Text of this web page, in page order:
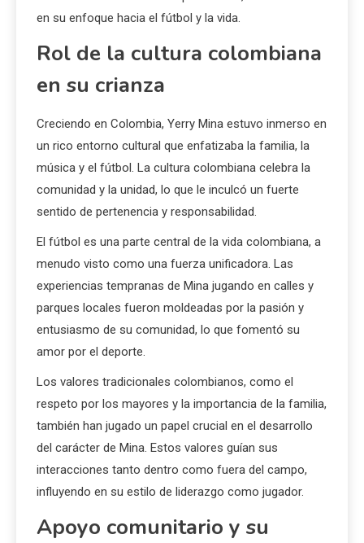
en su enfoque hacia el fútbol y la vida.
Rol de la cultura colombiana
en su crianza
Creciendo en Colombia, Yerry Mina estuvo inmerso en
un rico entorno cultural que enfatizaba la familia, la
música y el fútbol. La cultura colombiana celebra la
comunidad y la unidad, lo que le inculcó un fuerte
sentido de pertenencia y responsabilidad.
El fútbol es una parte central de la vida colombiana, a
menudo visto como una fuerza unificadora. Las
experiencias tempranas de Mina jugando en calles y
parques locales fueron moldeadas por la pasión y
entusiasmo de su comunidad, lo que fomentó su
amor por el deporte.
Los valores tradicionales colombianos, como el
respeto por los mayores y la importancia de la familia,
también han jugado un papel crucial en el desarrollo
del carácter de Mina. Estos valores guían sus
interacciones tanto dentro como fuera del campo,
influyendo en su estilo de liderazgo como jugador.
Apoyo comunitario y su